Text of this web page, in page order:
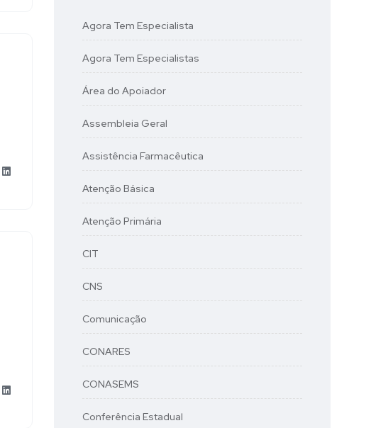
Agora Tem Especialista
Agora Tem Especialistas
Área do Apoiador
Assembleia Geral
Assistência Farmacêutica
Atenção Básica
Atenção Primária
CIT
CNS
Comunicação
CONARES
CONASEMS
Conferência Estadual